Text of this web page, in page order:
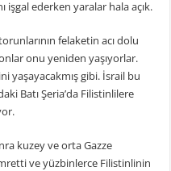
işgal ederken yaralar hala açık.
felaketin acı dolu
onu yeniden yaşıyorlar.
yaşayacakmış gibi. İsrail bu
Batı Şeria’da Filistinlilere
kuzey ve orta Gazze
ve yüzbinlerce Filistinlinin